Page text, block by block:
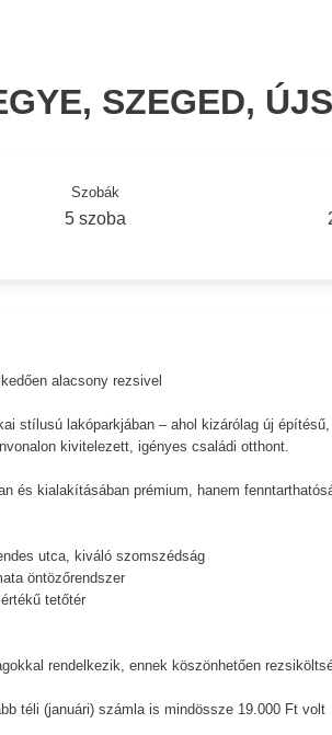
SZEGED,
Szobák
5 szoba
alacsony rezsivel
stílusú lakóparkjában – ahol kizárólag új
kivitelezett, igényes családi otthont.
és kialakításában prémium, hanem
utca, kiváló szomszédság
öntözőrendszer
tetőtér
rendelkezik, ennek köszönhetően
téli (januári) számla is mindössze 19.000 Ft volt